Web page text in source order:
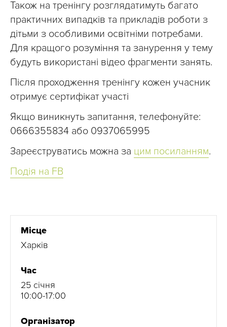
Також на тренінгу розглядатимуть багато
практичних випадків та прикладів роботи з
дітьми з особливими освітніми потребами.
Для кращого розуміння та занурення у тему
будуть використані відео фрагменти занять.
Після проходження тренінгу кожен учасник
отримує сертифікат участі
Якщо виникнуть запитання, телефонуйте:
0666355834 або 0937065995
Зареєструватись можна за цим посиланням.
Подія на FB
Місце
Харків
Час
25 січня
10:00-17:00
Організатор